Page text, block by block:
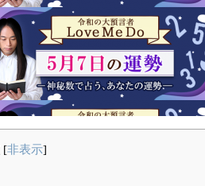
[非表示]